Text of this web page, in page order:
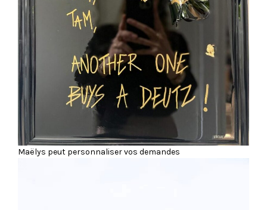
Maëlys peut personnaliser vos demandes